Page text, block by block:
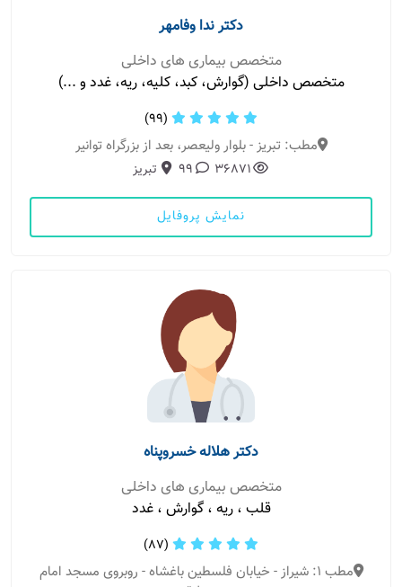
دکتر ندا وفامهر
متخصص بیماری های داخلی
متخصص داخلی (گوارش، کبد، کلیه، ریه، غدد و ...)
(99)
مطب: تبریز - بلوار ولیعصر، بعد از بزرگراه توانیر
36871
99 تبریز
نمایش پروفایل
دکتر هلاله خسروپناه
متخصص بیماری های داخلی
قلب ، ریه ، گوارش ، غدد
(87)
مطب 1: شیراز - خیابان فلسطین باغشاه - روبروی مسجد امام